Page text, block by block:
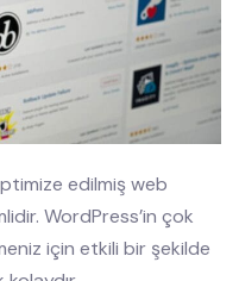
edilmiş web
WordPress’in çok
için etkili bir şekilde